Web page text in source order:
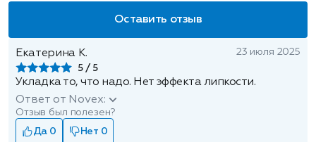
Оставить отзыв
Екатерина К.
5
23 июля 2025
Укладка то, что надо. Нет эффекта липкости.
Ответ от Novex:
Отзыв был полезен?
Да 0
Нет 0